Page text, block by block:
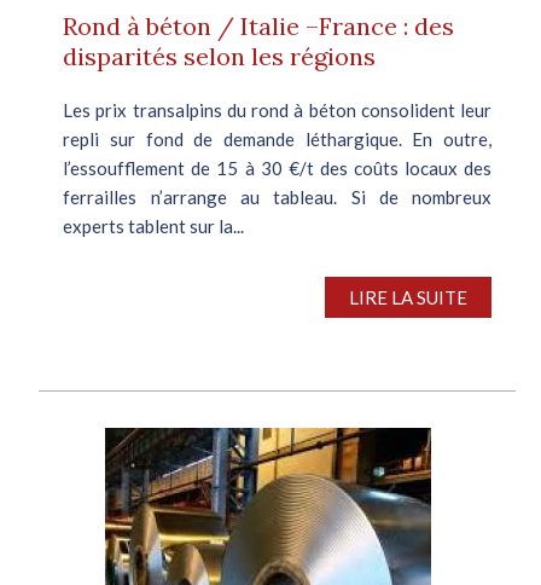
Rond à béton / Italie –France : des
disparités selon les régions
Les prix transalpins du rond à béton consolident leur
repli sur fond de demande léthargique. En outre,
l’essoufflement de 15 à 30 €/t des coûts locaux des
ferrailles n’arrange au tableau. Si de nombreux
experts tablent sur la...
LIRE LA SUITE